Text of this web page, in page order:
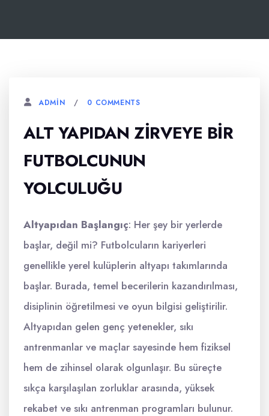
ADMIN 0 COMMENTS
ALT YAPIDAN ZIRVEYE BIR
FUTBOLCUNUN
YOLCULUĞU
Altyapıdan Başlangıç: Her şey bir yerlerde
başlar, değil mi? Futbolcuların kariyerleri
genellikle yerel kulüplerin altyapı takımlarında
başlar. Burada, temel becerilerin kazandırılması,
disiplinin öğretilmesi ve oyun bilgisi geliştirilir.
Altyapıdan gelen genç yetenekler, sıkı
antrenmanlar ve maçlar sayesinde hem fiziksel
hem de zihinsel olarak olgunlaşır. Bu süreçte
sıkça karşılaşılan zorluklar arasında, yüksek
rekabet ve sıkı antrenman programları bulunur.